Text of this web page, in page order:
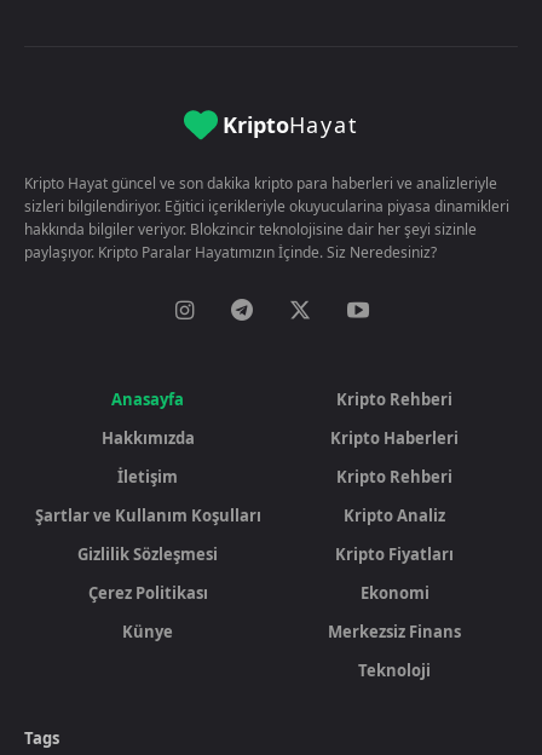
KriptoHayat
Kripto Hayat güncel ve son dakika kripto para haberleri ve analizleriyle
sizleri bilgilendiriyor. Eğitici içerikleriyle okuyucularina piyasa dinamikleri
hakkında bilgiler veriyor. Blokzincir teknolojisine dair her şeyi sizinle
paylaşıyor. Kripto Paralar Hayatımızın İçinde. Siz Neredesiniz?
Anasayfa
Hakkımızda
İletişim
Şartlar ve Kullanım Koşulları
Gizlilik Sözleşmesi
Çerez Politikası
Künye
Kripto Rehberi
Kripto Haberleri
Kripto Rehberi
Kripto Analiz
Kripto Fiyatları
Ekonomi
Merkezsiz Finans
Teknoloji
Tags